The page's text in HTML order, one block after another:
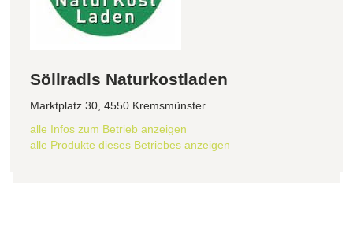
Söllradls Naturkostladen
Marktplatz 30, 4550 Kremsmünster
alle Infos zum Betrieb anzeigen
alle Produkte dieses Betriebes anzeigen